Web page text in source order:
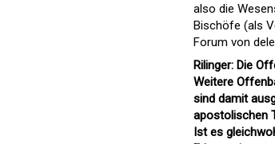
also die
Bischöfe (als
Forum von
Rilinger: Die
Weitere
sind damit
apostolischen
Ist es